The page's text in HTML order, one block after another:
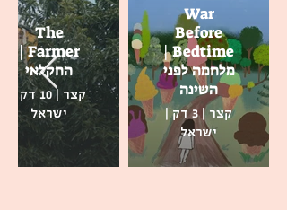
War
Before
Bedtime |
מלחמה לפני
השינה
קצר | 3 דק |
ישראל
The
Farmer |
החקלאי
קצר | 10 דק |
ישראל